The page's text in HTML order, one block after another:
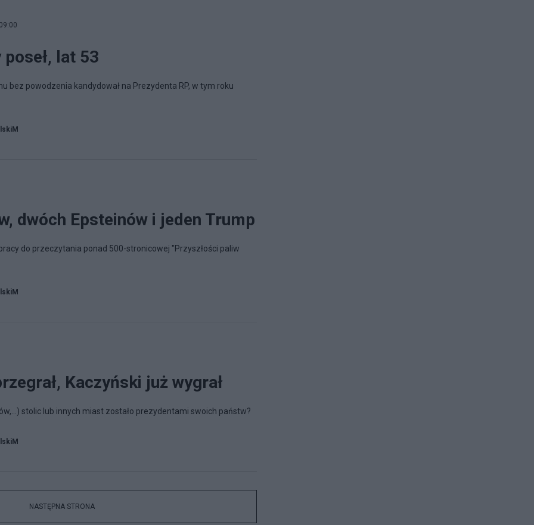
poseł, lat 53
bez powodzenia kandydował na Prezydenta RP, w tym roku
dwóch Epsteinów i jeden Trump
do przeczytania ponad 500-stronicowej "Przyszłości paliw
Kaczyński już wygrał
stolic lub innych miast zostało prezydentami swoich państw?
NASTĘPNA STRONA